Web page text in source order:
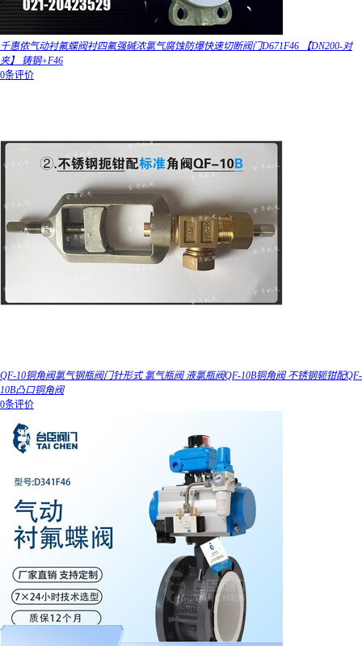
千惠侬气动衬氟蝶阀衬四氟强碱浓氯气腐蚀防爆快速切断阀门D671F46 【DN200-对
夹】 铸钢+F46
0条评价
QF-10铜角阀氯气钢瓶阀门针形式 氯气瓶阀 液氯瓶阀QF-10B铜角阀 不锈钢轭钳配QF-
10B凸口铜角阀
0条评价